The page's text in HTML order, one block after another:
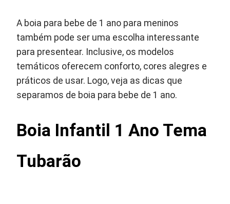
A boia para bebe de 1 ano para meninos
também pode ser uma escolha interessante
para presentear. Inclusive, os modelos
temáticos oferecem conforto, cores alegres e
práticos de usar. Logo, veja as dicas que
separamos de boia para bebe de 1 ano.
Boia Infantil 1 Ano Tema
Tubarão